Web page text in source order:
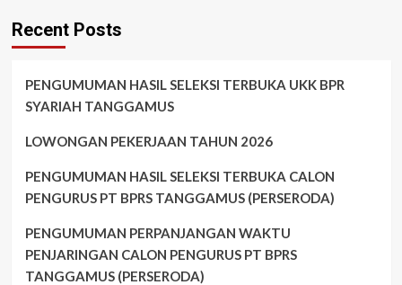
Recent Posts
PENGUMUMAN HASIL SELEKSI TERBUKA UKK BPR
SYARIAH TANGGAMUS
LOWONGAN PEKERJAAN TAHUN 2026
PENGUMUMAN HASIL SELEKSI TERBUKA CALON
PENGURUS PT BPRS TANGGAMUS (PERSERODA)
PENGUMUMAN PERPANJANGAN WAKTU
PENJARINGAN CALON PENGURUS PT BPRS
TANGGAMUS (PERSERODA)